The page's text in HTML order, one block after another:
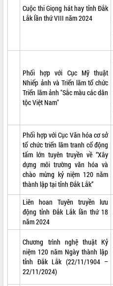
cách mạng
Rà soát, hoàn thiện hệ thống thiết chế
Thường trực HĐND tỉnh Đắk Lắk gặp
Lễ truy điệu và an táng hài cốt liệt sĩ
tại Nghĩa trang Liệt sĩ xã Sơn Hòa
Bàn giải pháp tháo gỡ khó khăn trong
định EUDR
Thứ trưởng Bộ Nông nghiệp và Môi
trường Nguyễn Hoàng Hiệp khảo sát
vùng trồng và doanh nghiệp đóng gói
sầu riêng tại Đắk Lắk
Trình diễn nghệ thuật chế biến các
món ăn từ sầu riêng
Đắk Lắk công bố Quy hoạch và xúc
tiến đầu tư tỉnh
Ngành cá ngừ Đắk Lắk chủ động thích
Diễn đàn Kinh tế tư nhân Việt Nam đột
phá cơ chế - Hợp tác công tư
Đề án 06 tạo bước ngoặt đột phá trong
THỐNG KÊ TRUY CẬP
Hôm nay:
464
66045787
Cuộc thi Giọng hát hay tỉnh Đắk
Lắk lần thứ VIII năm 2024
Phối hợp với Cục Mỹ thuật
Nhiếp ảnh và Triển lãm tổ chức
Triển lãm ảnh "Sắc màu các dân
tộc Việt Nam"
Phối hợp với Cục Văn hóa cơ sở
tổ chức triển lãm tranh cổ động
tấm lớn tuyên truyền về “Xây
dựng môi trường văn hóa và
chào mừng kỷ niệm 120 năm
thành lập tại tỉnh Đắk Lắk”
Liên hoan Tuyên truyền lưu
động tỉnh Đắk Lắk lần thứ 18
năm 2024
Chương trình nghệ thuật Kỷ
niệm 120 năm Ngày thành lập
tỉnh Đắk Lắk (22/11/1904 –
22/11/2024)